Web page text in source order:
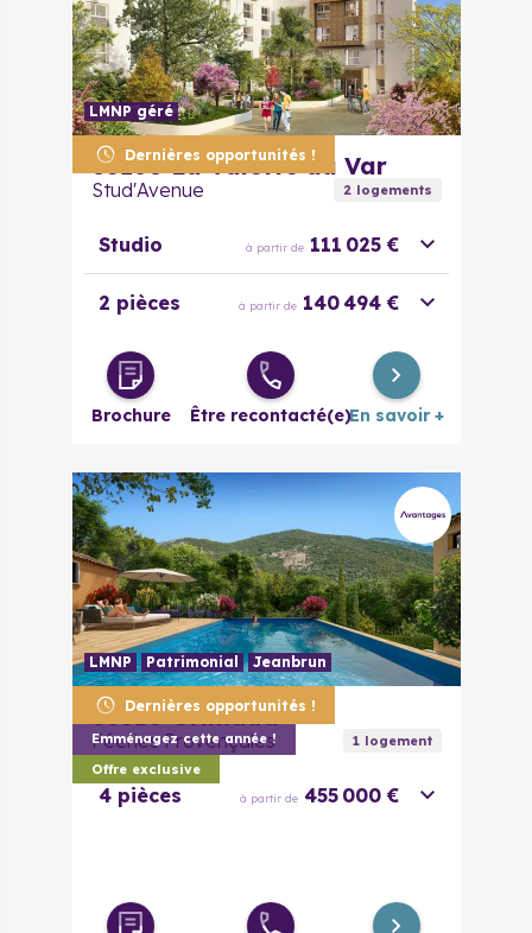
Dernières opportunités !
LMNP géré
83160 La Valette du Var
Stud'Avenue 2logements
Studio à partir de 111 025 €
2 pièces à partir de 140 494 €
Brochure Être recontacté(e)En savoir +
Dernières opportunités !
Emménagez cette année !
Offre exclusive
LMNP Patrimonial Jeanbrun
83310 Grimaud
Féeries Provençales 1logement
4 pièces à partir de 455 000 €